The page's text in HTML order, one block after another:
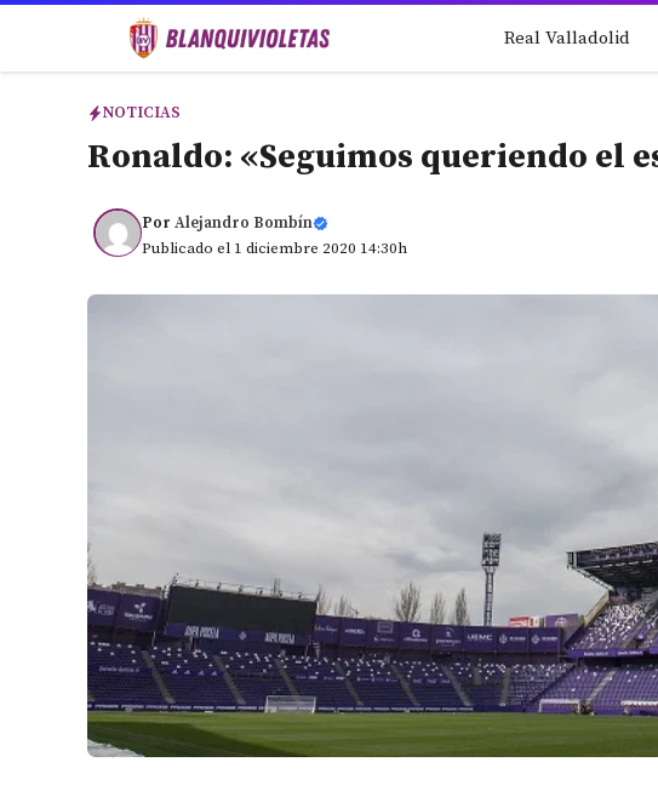
Real Valladolid
NOTICIAS
Ronaldo: «Seguimos queriendo el
Por Alejandro Bombín
Publicado el 1 diciembre 2020 14:30h